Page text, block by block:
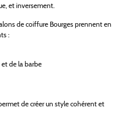
et inversement.
de coiffure Bourges prennent en
:
de la barbe
de créer un style cohérent et